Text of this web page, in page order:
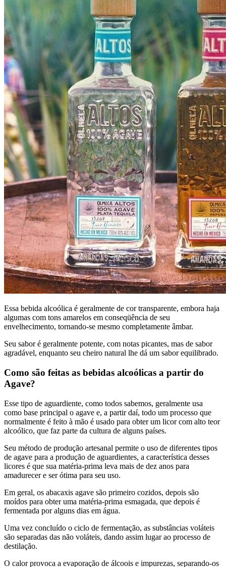
Essa bebida alcoólica é geralmente de cor transparente, embora haja
algumas com tons amarelos em conseqüência de seu
envelhecimento, tornando-se mesmo completamente âmbar.
Seu sabor é geralmente potente, com notas picantes, mas de sabor
agradável, enquanto seu cheiro natural lhe dá um sabor equilibrado.
Como são feitas as bebidas alcoólicas a partir do
Agave?
Esse tipo de aguardiente, como todos sabemos, geralmente usa
como base principal o agave e, a partir daí, todo um processo que
normalmente é feito à mão é usado para obter um licor com alto teor
alcoólico, que faz parte da cultura de alguns países.
Seu método de produção artesanal permite o uso de diferentes tipos
de agave para a produção de aguardientes, a característica desses
licores é que sua matéria-prima leva mais de dez anos para
amadurecer e ser ótima para seu uso.
Em geral, os abacaxis agave são primeiro cozidos, depois são
moídos para obter uma matéria-prima esmagada, que depois é
fermentada por alguns dias em água.
Uma vez concluído o ciclo de fermentação, as substâncias voláteis
são separadas das não voláteis, dando assim lugar ao processo de
destilação.
O calor provoca a evaporação de álcoois e impurezas, separando-os